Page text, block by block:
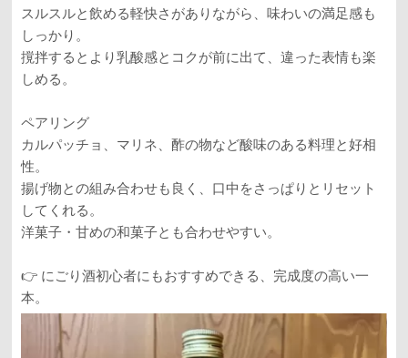
スルスルと飲める軽快さがありながら、味わいの満足感も
しっかり。
撹拌するとより乳酸感とコクが前に出て、違った表情も楽
しめる。
ペアリング
カルパッチョ、マリネ、酢の物など酸味のある料理と好相
性。
揚げ物との組み合わせも良く、口中をさっぱりとリセット
してくれる。
洋菓子・甘めの和菓子とも合わせやすい。
👉 にごり酒初心者にもおすすめできる、完成度の高い一
本。